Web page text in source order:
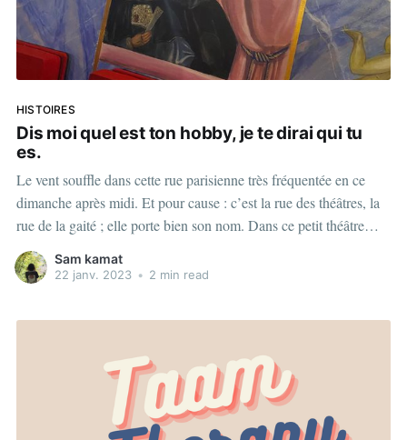
HISTOIRES
Dis moi quel est ton hobby, je te dirai qui tu
es.
Le vent souffle dans cette rue parisienne très fréquentée en ce
dimanche après midi. Et pour cause : c’est la rue des théâtres, la
rue de la gaité ; elle porte bien son nom. Dans ce petit théâtre
parisien les gens se pressent afin de s’installer rapidement. Du
fond de
Sam kamat
22 janv. 2023 • 2 min read